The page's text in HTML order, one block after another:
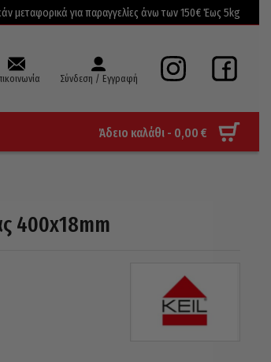
μεταφορικά για παραγγελίες άνω των 150€ Έως 5kg
Σύνδεση / Εγγραφή
Άδειο καλάθι - 0,00 €
400x18mm